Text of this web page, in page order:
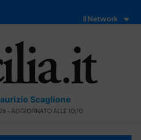
Il Network
Scaglione
- AGGIORNATO ALLE 10:10